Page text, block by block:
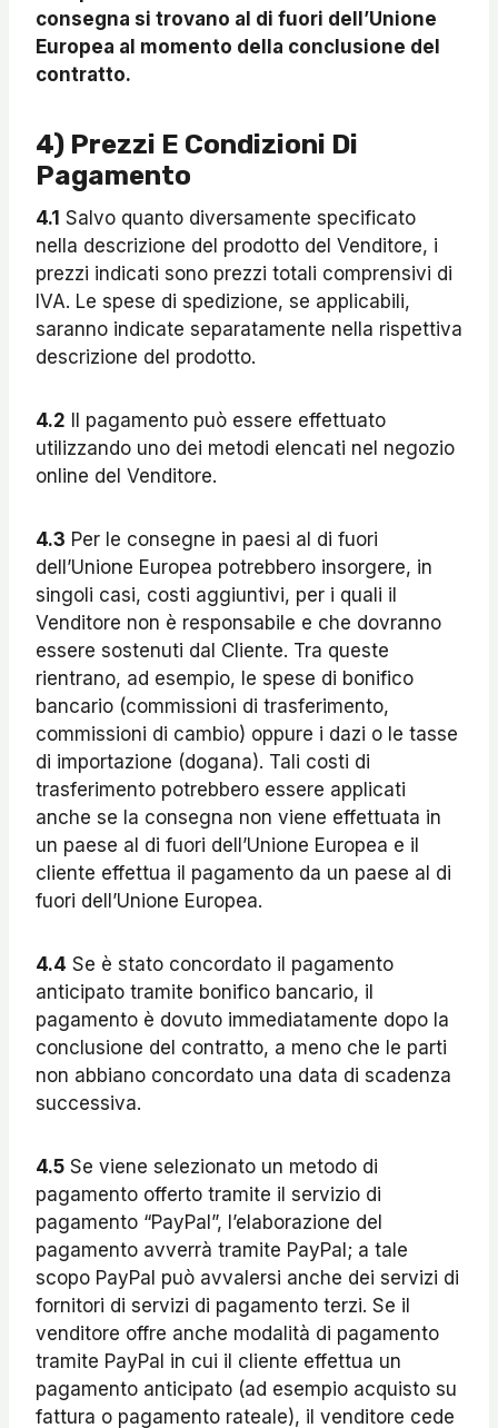
consegna si trovano al di fuori dell’Unione
Europea al momento della conclusione del
contratto.
4) Prezzi E Condizioni Di
Pagamento
4.1 Salvo quanto diversamente specificato
nella descrizione del prodotto del Venditore, i
prezzi indicati sono prezzi totali comprensivi di
IVA. Le spese di spedizione, se applicabili,
saranno indicate separatamente nella rispettiva
descrizione del prodotto.
4.2 Il pagamento può essere effettuato
utilizzando uno dei metodi elencati nel negozio
online del Venditore.
4.3 Per le consegne in paesi al di fuori
dell’Unione Europea potrebbero insorgere, in
singoli casi, costi aggiuntivi, per i quali il
Venditore non è responsabile e che dovranno
essere sostenuti dal Cliente. Tra queste
rientrano, ad esempio, le spese di bonifico
bancario (commissioni di trasferimento,
commissioni di cambio) oppure i dazi o le tasse
di importazione (dogana). Tali costi di
trasferimento potrebbero essere applicati
anche se la consegna non viene effettuata in
un paese al di fuori dell’Unione Europea e il
cliente effettua il pagamento da un paese al di
fuori dell’Unione Europea.
4.4 Se è stato concordato il pagamento
anticipato tramite bonifico bancario, il
pagamento è dovuto immediatamente dopo la
conclusione del contratto, a meno che le parti
non abbiano concordato una data di scadenza
successiva.
4.5 Se viene selezionato un metodo di
pagamento offerto tramite il servizio di
pagamento “PayPal”, l’elaborazione del
pagamento avverrà tramite PayPal; a tale
scopo PayPal può avvalersi anche dei servizi di
fornitori di servizi di pagamento terzi. Se il
venditore offre anche modalità di pagamento
tramite PayPal in cui il cliente effettua un
pagamento anticipato (ad esempio acquisto su
fattura o pagamento rateale), il venditore cede